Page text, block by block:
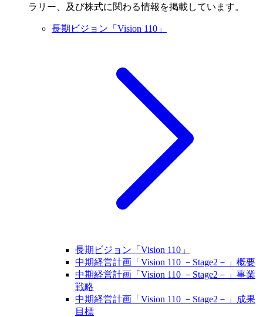
ラリー、及び株式に関わる情報を掲載しています。
長期ビジョン「Vision 110」
長期ビジョン「Vision 110」
中期経営計画「Vision 110 －Stage2－」概要
中期経営計画「Vision 110 －Stage2－」事業
戦略
中期経営計画「Vision 110 －Stage2－」成果
目標